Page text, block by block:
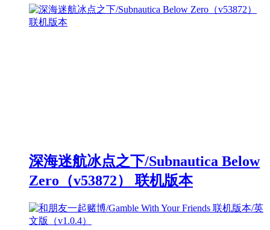
深海迷航冰点之下/Subnautica Below
Zero（v53872） 联机版本